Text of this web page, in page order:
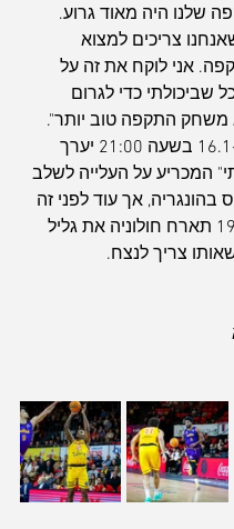
שלנו היה מאוד גרוע.
צריכים למצוא
אני לוקח את זה על
שביכולתי כדי לגרום
משחק התקפה טוב יותר".
ביום שלישי ה-16.1 בשעה 21:00 יערך
המכריע על העלייה לשלב
בהונגריה, אך עוד לפני זה
ב-13.1 ב-19:20 תארח חולוניה את גליל
צריך לנצח.